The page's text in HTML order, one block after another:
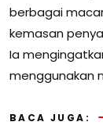
berbagai
kemasan
Ia
menggunakan
BACA JUGA: